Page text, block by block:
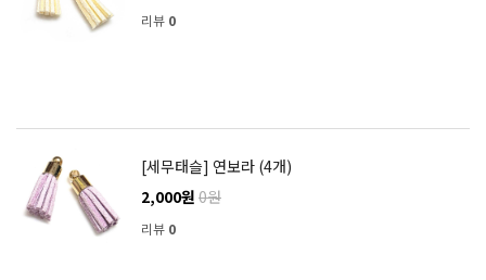
리뷰 0
[세무태슬] 연보라 (4개)
2,000원 0원
리뷰 0